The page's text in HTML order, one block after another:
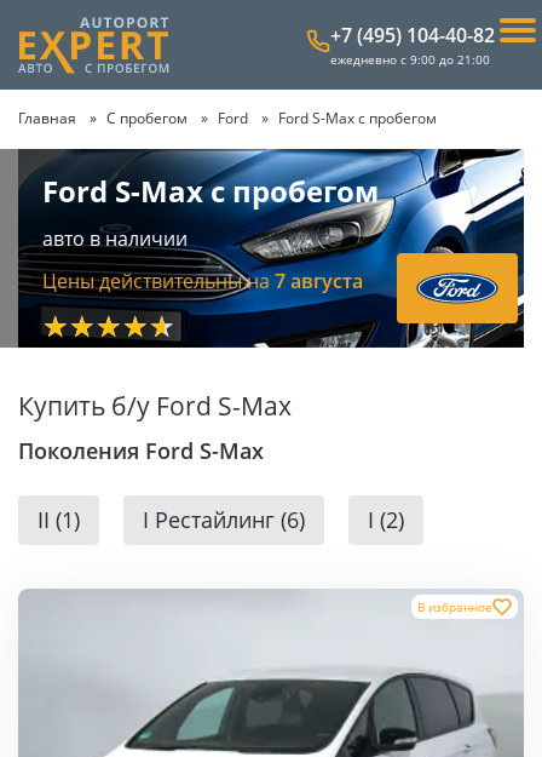
+7 (495) 104-40-82
ежедневно с 9:00 до 21:00
Главная С пробегом Ford Ford S-Max с пробегом
Ford S-Max с пробегом
авто в наличии
Цены действительны на 7 августа
★★★★★
Купить б/у Ford S-Max
Поколения Ford S-Max
II (1) I Рестайлинг (6) I (2)
В избранное